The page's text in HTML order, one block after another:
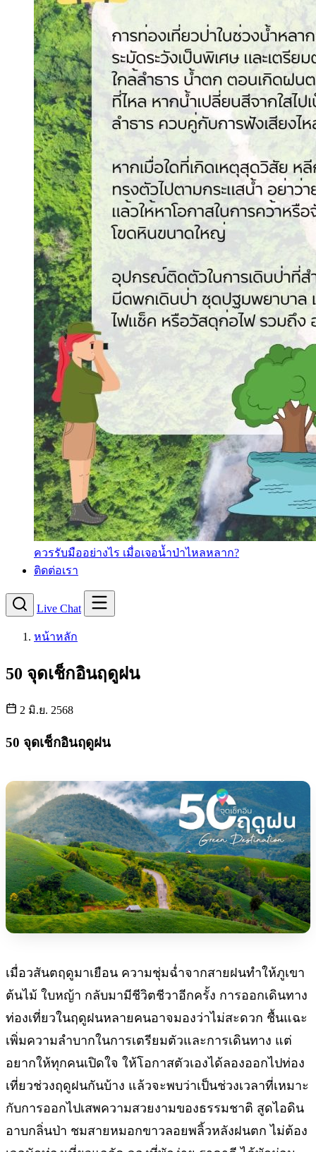
ควรรับมืออย่างไร เมื่อเจอน้ำป่าไหลหลาก?
ติดต่อเรา
Live Chat
หน้าหลัก
50 จุดเช็กอินฤดูฝน
2 มิ.ย. 2568
50 จุดเช็กอินฤดูฝน
เมื่อวสันตฤดูมาเยือน ความชุ่มฉ่ำจากสายฝนทำให้ภูเขา
ต้นไม้ ใบหญ้า กลับมามีชีวิตชีวาอีกครั้ง การออกเดินทาง
ท่องเที่ยวในฤดูฝนหลายคนอาจมองว่าไม่สะดวก ชื้นแฉะ
เพิ่มความลำบากในการเตรียมตัวและการเดินทาง แต่
อยากให้ทุกคนเปิดใจ ให้โอกาสตัวเองได้ลองออกไปท่อง
เที่ยวช่วงฤดูฝนกันบ้าง แล้วจะพบว่าเป็นช่วงเวลาที่เหมาะ
กับการออกไปเสพความสวยงามของธรรมชาติ สูดไอดิน
อาบกลิ่นป่า ชมสายหมอกขาวลอยพลิ้วหลังฝนตก ไม่ต้อง